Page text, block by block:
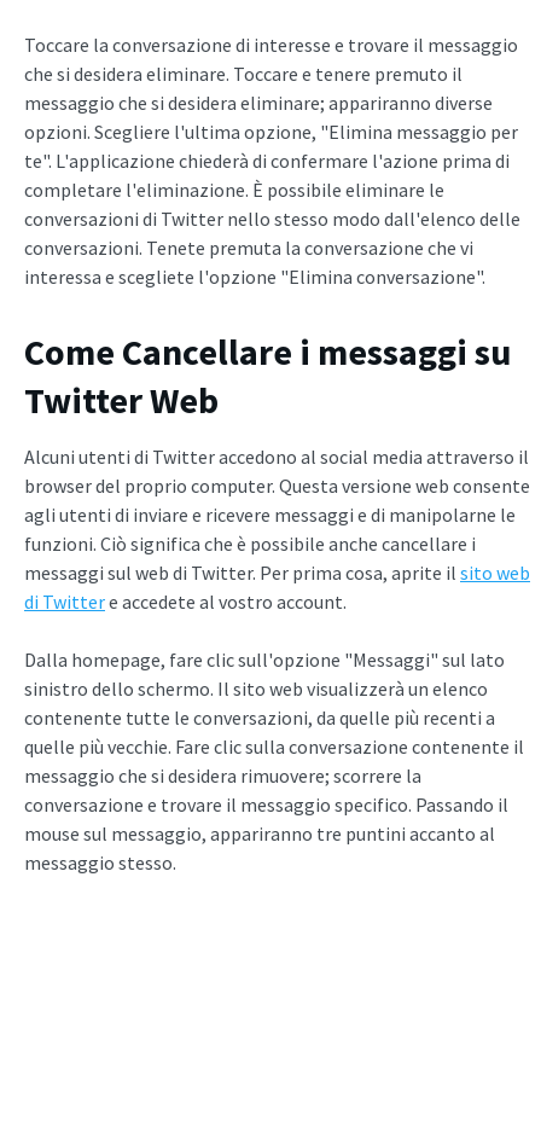
Toccare la conversazione di interesse e trovare il messaggio
che si desidera eliminare. Toccare e tenere premuto il
messaggio che si desidera eliminare; appariranno diverse
opzioni. Scegliere l'ultima opzione, "Elimina messaggio per
te". L'applicazione chiederà di confermare l'azione prima di
completare l'eliminazione. È possibile eliminare le
conversazioni di Twitter nello stesso modo dall'elenco delle
conversazioni. Tenete premuta la conversazione che vi
interessa e scegliete l'opzione "Elimina conversazione".
Come Cancellare i messaggi su
TwitterWeb
Alcuni utenti di Twitter accedono al social media attraverso il
browser del proprio computer. Questa versione web consente
agli utenti di inviare e ricevere messaggi e di manipolarne le
funzioni. Ciò significa che è possibile anche cancellare i
messaggi sul web di Twitter. Per prima cosa, aprite il sito web
di Twittere accedete al vostro account.
Dalla homepage, fare clic sull'opzione "Messaggi" sul lato
sinistro dello schermo. Il sito web visualizzerà un elenco
contenente tutte le conversazioni, da quelle più recenti a
quelle più vecchie. Fare clic sulla conversazione contenente il
messaggio che si desidera rimuovere; scorrere la
conversazione e trovare il messaggio specifico. Passando il
mouse sul messaggio, appariranno tre puntini accanto al
messaggio stesso.